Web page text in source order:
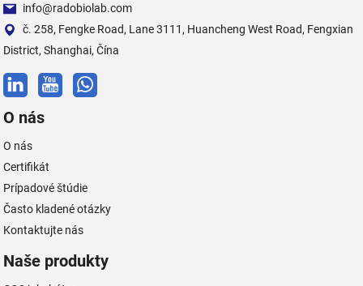
info@radobiolab.com
č. 258, Fengke Road, Lane 3111, Huancheng West Road, Fengxian
District, Shanghai, Čína
O nás
O nás
Certifikát
Prípadové štúdie
Často kladené otázky
Kontaktujte nás
Naše produkty